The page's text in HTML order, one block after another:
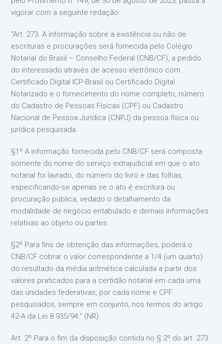
vigorar com a seguinte redação:
“Art. 273. A informação sobre a existência ou não de
escrituras e procurações será fornecida pelo Colégio
Notarial do Brasil – Conselho Federal (CNB/CF), a pedido
do interessado através de acesso eletrônico com
Certificado Digital ICP-Brasil ou Certificado Digital
Notarizado e o fornecimento do nome completo, número
do Cadastro de Pessoas Físicas (CPF) ou Cadastro
Nacional de Pessoa Jurídica (CNPJ) da pessoa física ou
jurídica pesquisada.
§1º A informação fornecida pelo CNB/CF será composta
somente do nome do serviço extrajudicial em que o ato
notarial foi lavrado, do número do livro e das folhas,
especificando-se apenas se o ato é escritura ou
procuração pública, vedado o detalhamento da
modalidade de negócio entabulado e demais informações
relativas ao objeto ou partes.
§2º Para fins de obtenção das informações, poderá o
CNB/CF cobrar o valor correspondente a 1/4 (um quarto)
do resultado da média aritmética calculada a partir dos
valores praticados para a certidão notarial em cada uma
das unidades federativas, por cada nome e CPF
pesquisados, sempre em conjunto, nos termos do artigo
42-A da Lei 8.935/94.” (NR)
Art. 2º Para o fim da disposição contida no § 2º do art. 273